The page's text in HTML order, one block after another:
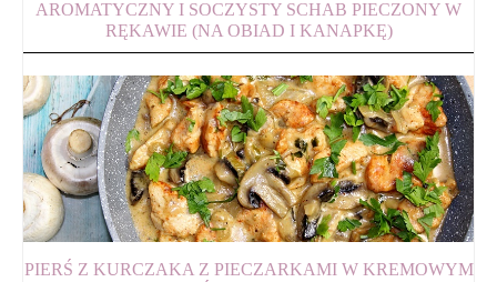
AROMATYCZNY I SOCZYSTY SCHAB PIECZONY W
RĘKAWIE (NA OBIAD I KANAPKĘ)
PIERŚ Z KURCZAKA Z PIECZARKAMI W KREMOWYM